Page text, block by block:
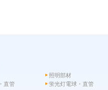
照明部材
直管
蛍光灯電球・直管